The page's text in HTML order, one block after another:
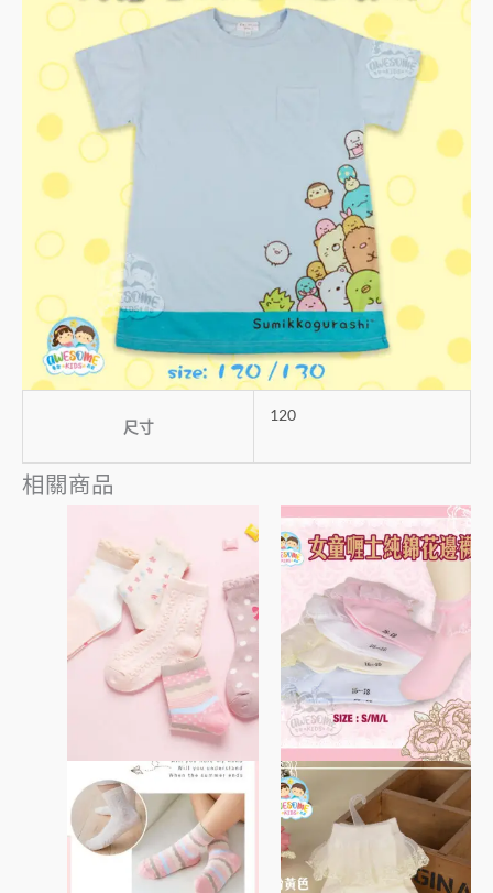
尺寸
120
相關商品
產
有
多
種
款
式。
可
在
產
品
頁
面
此
產
有
多
款
式。
可
在
產
品
頁
面